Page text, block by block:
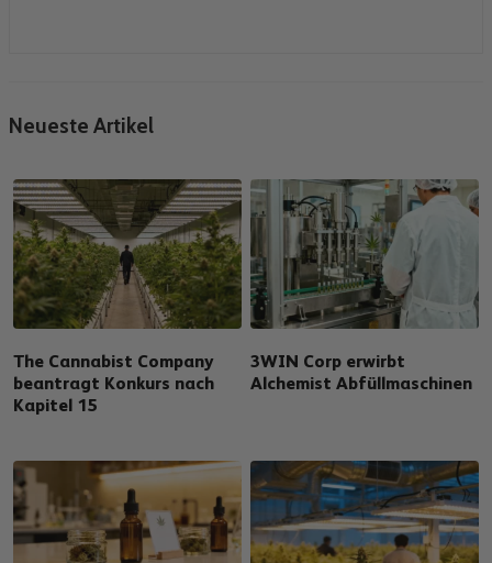
Neueste Artikel
The Cannabist Company
beantragt Konkurs nach
Kapitel 15
3WIN Corp erwirbt
Alchemist Abfüllmaschinen